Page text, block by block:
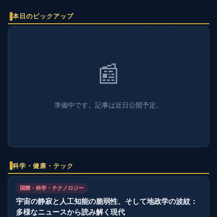
本日のピックアップ
📰
準備中です。記事は近日公開予定。
科学・健康・テック
国際・科学・テクノロジー
宇宙の静寂と人工知能の脆弱性、そして地政学の波紋：
多様なニュースから読み解く現代